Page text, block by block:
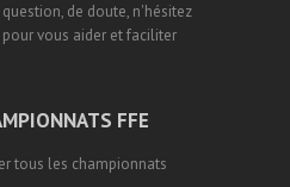
de doute, n'hésitez
vous aider et faciliter
FFE
tous les championnats